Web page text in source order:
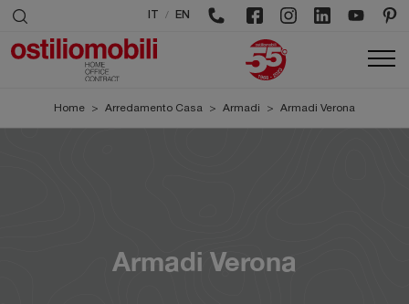
/ EN
Home > Arredamento Casa > Armadi > Armadi Verona
Armadi Verona